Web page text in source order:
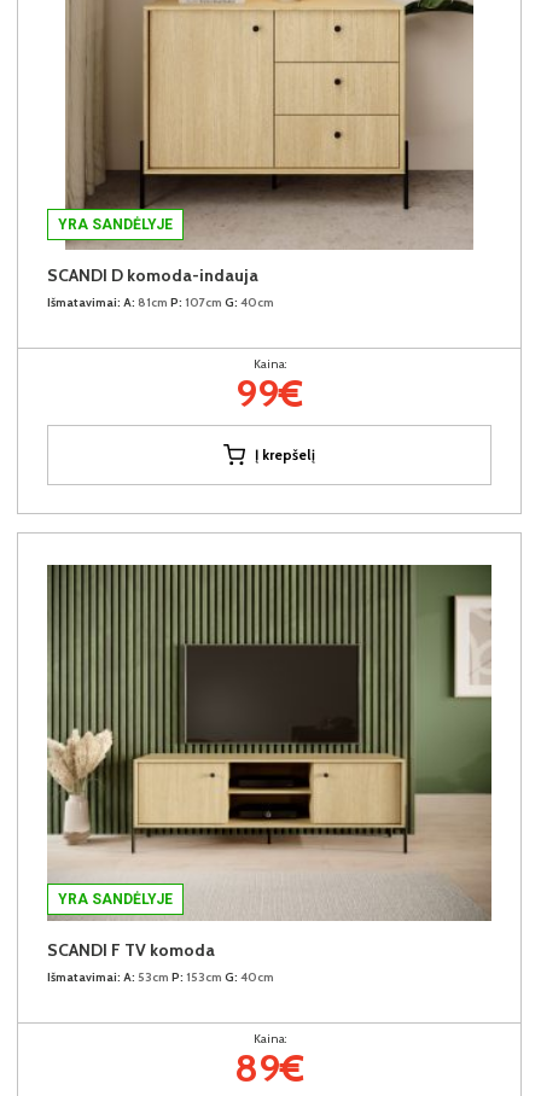
YRA SANDĖLYJE
SCANDI D komoda-indauja
Išmatavimai: A: 81cm P: 107cm G: 40cm
Kaina:
99€
Į krepšelį
YRA SANDĖLYJE
SCANDI F TV komoda
Išmatavimai: A: 53cm P: 153cm G: 40cm
Kaina:
89€